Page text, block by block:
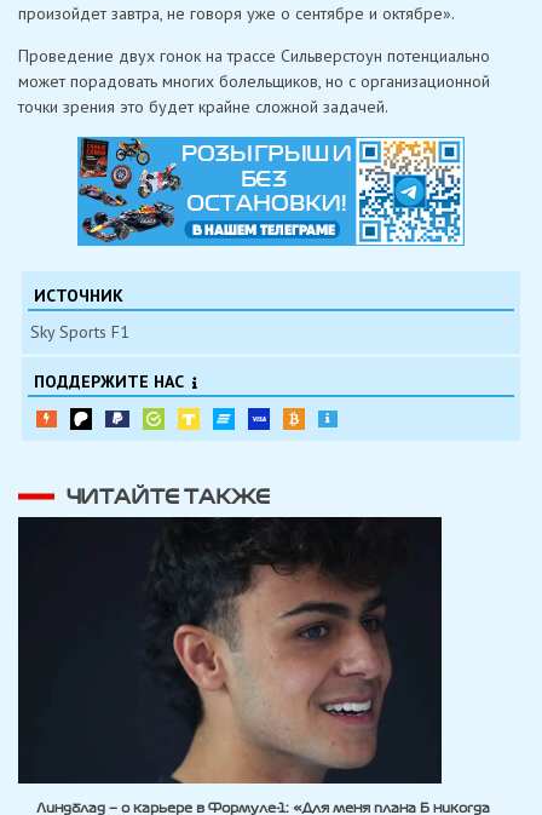
произойдет завтра, не говоря уже о сентябре и октябре».
Проведение двух гонок на трассе Сильверстоун потенциально
может порадовать многих болельщиков, но с организационной
точки зрения это будет крайне сложной задачей.
ИСТОЧНИК
Sky Sports F1
ПОДДЕРЖИТЕ НАС
ЧИТАЙТЕ ТАКЖЕ
Линдблад — о карьере в Формуле-1: «Для меня плана Б никогда